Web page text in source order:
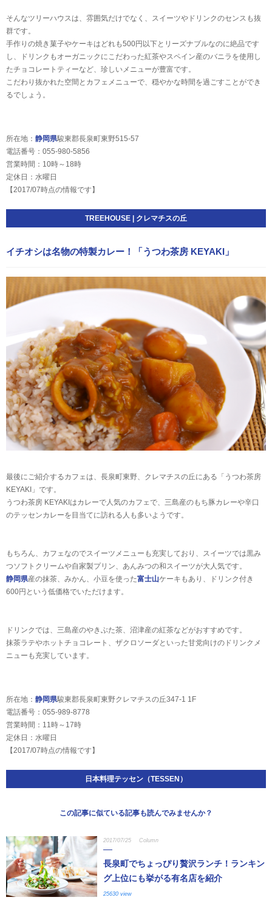
そんなツリーハウスは、雰囲気だけでなく、スイーツやドリンクのセンスも抜
群です。
手作りの焼き菓子やケーキはどれも500円以下とリーズナブルなのに絶品です
し、ドリンクもオーガニックにこだわった紅茶やスペイン産のバニラを使用し
たチョコレートティーなど、珍しいメニューが豊富です。
こだわり抜かれた空間とカフェメニューで、穏やかな時間を過ごすことができ
るでしょう。
所在地： 静岡県駿東郡長泉町東野515-57
電話番号：055-980-5856
営業時間：10時～18時
定休日：水曜日
【2017/07時点の情報です】
TREEHOUSE | クレマチスの丘
イチオシは名物の特製カレー！「うつわ茶房 KEYAKI」
最後にご紹介するカフェは、長泉町東野、クレマチスの丘にある「うつわ茶房
KEYAKI」です。
うつわ茶房 KEYAKIはカレーで人気のカフェで、三島産のもち豚カレーや辛口
のテッセンカレーを目当てに訪れる人も多いようです。
もちろん、カフェなのでスイーツメニューも充実しており、スイーツでは黒み
つソフトクリームや自家製プリン、あんみつの和スイーツが大人気です。
静岡県産の抹茶、みかん、小豆を使った富士山ケーキもあり、ドリンク付き
600円という低価格でいただけます。
ドリンクでは、三島産のやきぶた茶、沼津産の紅茶などがおすすめです。
抹茶ラテやホットチョコレート、ザクロソーダといった甘党向けのドリンクメ
ニューも充実しています。
所在地： 静岡県駿東郡長泉町東野クレマチスの丘347-1 1F
電話番号：055-989-8778
営業時間：11時～17時
定休日：水曜日
【2017/07時点の情報です】
日本料理テッセン（TESSEN）
この記事に似ている記事も読んでみませんか？
2017/07/25 Column
長泉町でちょっぴり贅沢ランチ！ランキン
グ上位にも挙がる有名店を紹介
25630 view